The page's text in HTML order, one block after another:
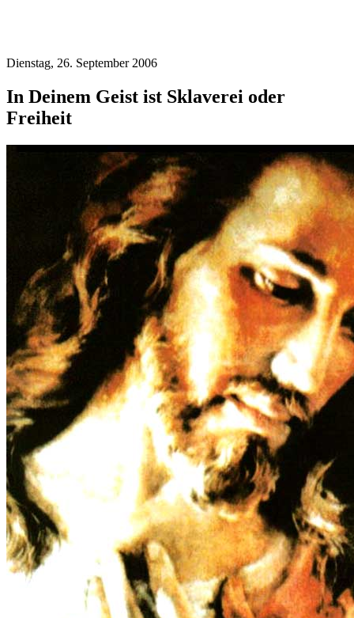
Dienstag, 26. September 2006
In Deinem Geist ist Sklaverei oder
Freiheit